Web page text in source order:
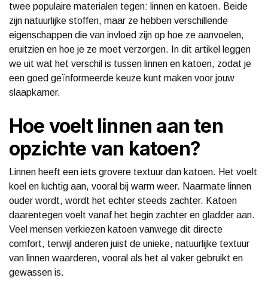
twee populaire materialen tegen: linnen en katoen. Beide
zijn natuurlijke stoffen, maar ze hebben verschillende
eigenschappen die van invloed zijn op hoe ze aanvoelen,
eruitzien en hoe je ze moet verzorgen. In dit artikel leggen
we uit wat het verschil is tussen linnen en katoen, zodat je
een goed geïnformeerde keuze kunt maken voor jouw
slaapkamer.
Hoe voelt linnen aan ten
opzichte van katoen?
Linnen heeft een iets grovere textuur dan katoen. Het voelt
koel en luchtig aan, vooral bij warm weer. Naarmate linnen
ouder wordt, wordt het echter steeds zachter. Katoen
daarentegen voelt vanaf het begin zachter en gladder aan.
Veel mensen verkiezen katoen vanwege dit directe
comfort, terwijl anderen juist de unieke, natuurlijke textuur
van linnen waarderen, vooral als het al vaker gebruikt en
gewassen is.